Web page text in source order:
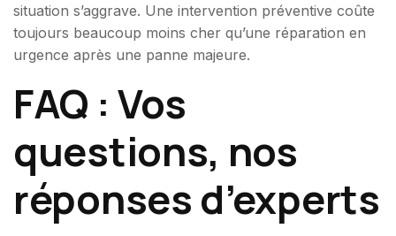
situation s’aggrave. Une intervention préventive coûte
toujours beaucoup moins cher qu’une réparation en
urgence après une panne majeure.
FAQ : Vos
questions, nos
réponses d’experts